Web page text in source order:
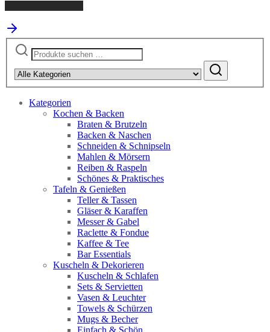
Suchen
nach:
Kategorien
Kochen & Backen
Braten & Brutzeln
Backen & Naschen
Schneiden & Schnipseln
Mahlen & Mörsern
Reiben & Raspeln
Schönes & Praktisches
Tafeln & Genießen
Teller & Tassen
Gläser & Karaffen
Messer & Gabel
Raclette & Fondue
Kaffee & Tee
Bar Essentials
Kuscheln & Dekorieren
Kuscheln & Schlafen
Sets & Servietten
Vasen & Leuchter
Towels & Schürzen
Mugs & Becher
Einfach & Schön